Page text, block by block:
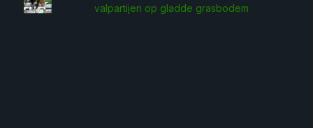
valpartijen op gladde grasbodem